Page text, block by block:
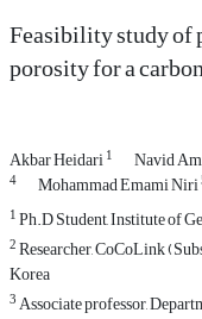
Feasibility study
porosity for a
Akbar Heidari1 Navid
4 Mohammad Emami Niri
1Ph.D Student, Institute of
2Researcher, CoCoLink
Korea
3Associate professor,